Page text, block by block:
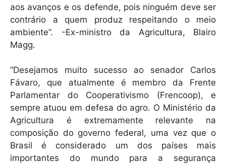
aos avanços e os defende, pois ninguém deve ser
contrário a quem produz respeitando o meio
ambiente”. -Ex-ministro da Agricultura, Blairo
Magg.
“Desejamos muito sucesso ao senador Carlos
Fávaro, que atualmente é membro da Frente
Parlamentar do Cooperativismo (Frencoop), e
sempre atuou em defesa do agro. O Ministério da
Agricultura é extremamente relevante na
composição do governo federal, uma vez que o
Brasil é considerado um dos países mais
importantes do mundo para a segurança